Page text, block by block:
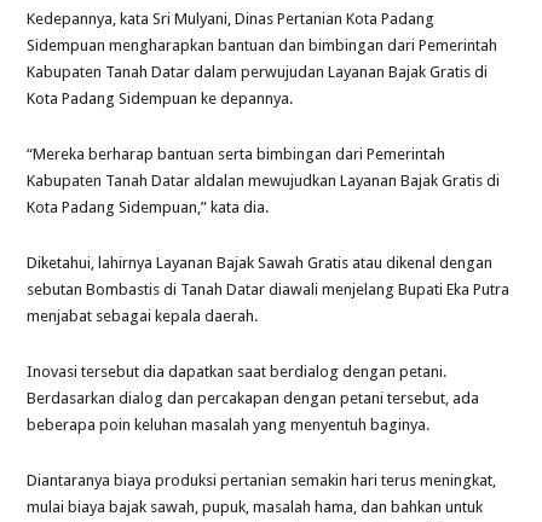
Kedepannya, kata Sri Mulyani, Dinas Pertanian Kota Padang
Sidempuan mengharapkan bantuan dan bimbingan dari Pemerintah
Kabupaten Tanah Datar dalam perwujudan Layanan Bajak Gratis di
Kota Padang Sidempuan ke depannya.
“Mereka berharap bantuan serta bimbingan dari Pemerintah
Kabupaten Tanah Datar aldalan mewujudkan Layanan Bajak Gratis di
Kota Padang Sidempuan,” kata dia.
Diketahui, lahirnya Layanan Bajak Sawah Gratis atau dikenal dengan
sebutan Bombastis di Tanah Datar diawali menjelang Bupati Eka Putra
menjabat sebagai kepala daerah.
Inovasi tersebut dia dapatkan saat berdialog dengan petani.
Berdasarkan dialog dan percakapan dengan petani tersebut, ada
beberapa poin keluhan masalah yang menyentuh baginya.
Diantaranya biaya produksi pertanian semakin hari terus meningkat,
mulai biaya bajak sawah, pupuk, masalah hama, dan bahkan untuk